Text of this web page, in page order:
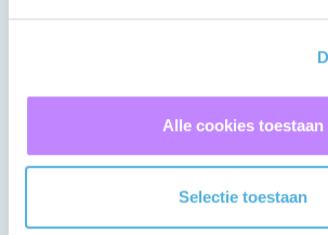
Alle cookies toestaan
Selectie toestaan
Gerelateerde